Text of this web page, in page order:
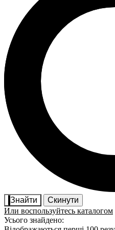
Знайти
Скинути
Или воспользуйтесь каталогом
Усього знайдено: